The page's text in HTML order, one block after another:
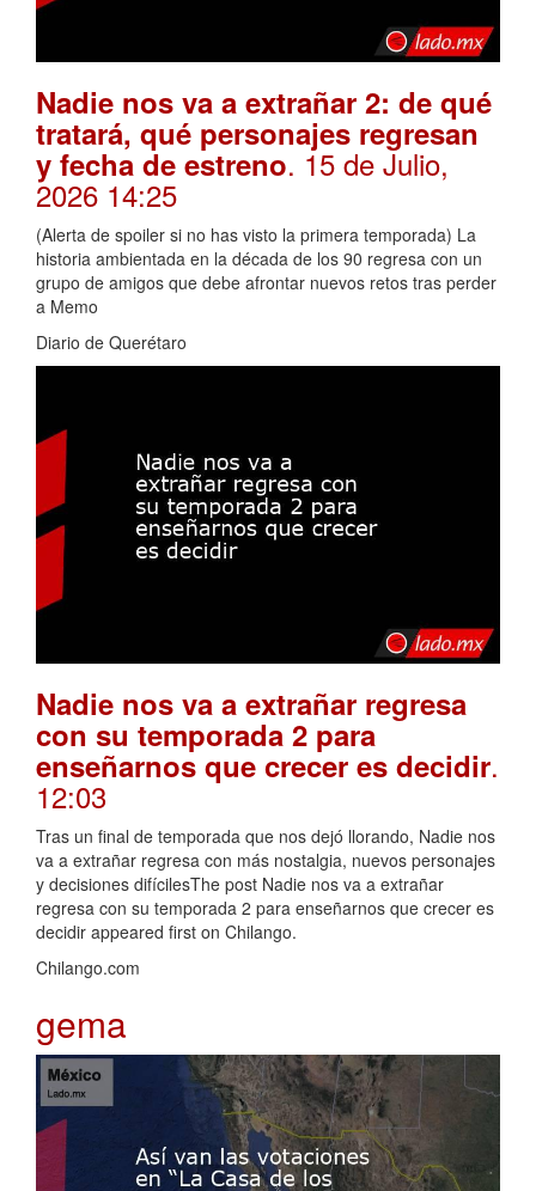
Nadie nos va a extrañar 2: de qué
tratará, qué personajes regresan
y fecha de estreno. 15 de Julio,
2026 14:25
(Alerta de spoiler si no has visto la primera temporada) La
historia ambientada en la década de los 90 regresa con un
grupo de amigos que debe afrontar nuevos retos tras perder
a Memo
Diario de Querétaro
Nadie nos va a extrañar regresa
con su temporada 2 para
enseñarnos que crecer es decidir.
12:03
Tras un final de temporada que nos dejó llorando, Nadie nos
va a extrañar regresa con más nostalgia, nuevos personajes
y decisiones difícilesThe post Nadie nos va a extrañar
regresa con su temporada 2 para enseñarnos que crecer es
decidir appeared first on Chilango.
Chilango.com
gema